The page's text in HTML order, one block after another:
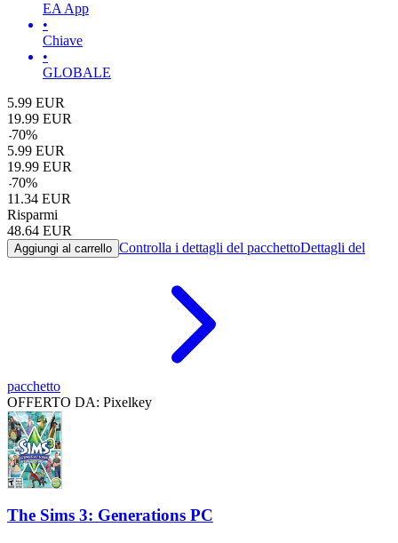
EA App
•
Chiave
•
GLOBALE
5.99 EUR
19.99 EUR
-70%
5.99 EUR
19.99 EUR
-70%
11.34 EUR
Risparmi
48.64 EUR
Aggiungi al carrello Controlla i dettagli del pacchettoDettagli del
pacchetto
OFFERTO DA: Pixelkey
The Sims 3: Generations PC